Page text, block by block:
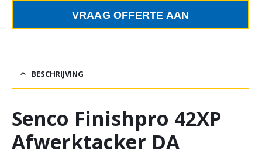
VRAAG OFFERTE AAN
BESCHRIJVING
Senco Finishpro 42XP
Afwerktacker DA